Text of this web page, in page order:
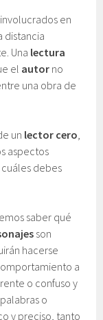
en
distancia
Una lectura
el autor no
una obra de
un lector cero
aspectos
debes
saber qué
son
hacerse
a
o confuso y
o
y preciso, tanto